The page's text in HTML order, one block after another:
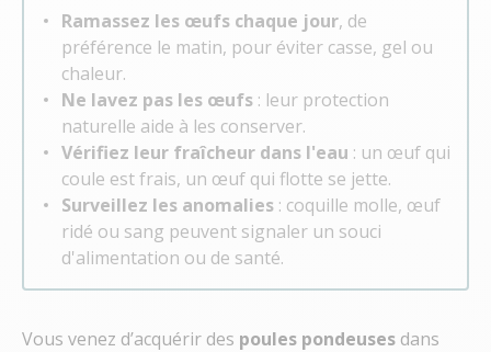
Ramassez les œufs chaque jour, de
préférence le matin, pour éviter casse, gel ou
chaleur.
Ne lavez pas les œufs : leur protection
naturelle aide à les conserver.
Vérifiez leur fraîcheur dans l'eau : un œuf qui
coule est frais, un œuf qui flotte se jette.
Surveillez les anomalies : coquille molle, œuf
ridé ou sang peuvent signaler un souci
d'alimentation ou de santé.
Vous venez d’acquérir des poules pondeuses dans